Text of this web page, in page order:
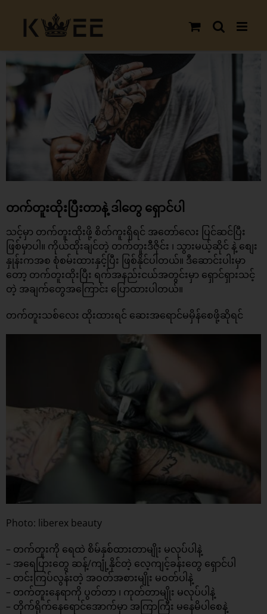
content
View
Image
တက်တူးထိုးပြီးတာနဲ့ ဒါတွေ ရှောင်ပါ
သင့်မှာ တက်တူးထိုးဖို့ စိတ်ကူးရှိရင် အတော်လေး ပြင်ဆင်ပြီး
ဖြစ်မှာပါ။ ကိုယ်ထိုးချင်တဲ့ တက်တူးဒီဇိုင်း ၊ သွားမယ့်ဆိုင် နဲ့ စျေး
နှုန်းကအစ စုံစမ်းထားနှင့်ပြီး ဖြစ်နိုင်ပါတယ်။ ဒီဆောင်းပါးမှာ
တော့ တက်တူးထိုးပြီး ရက်အနည်းငယ်အတွင်းမှာ ရှောင်ရှားသင့်
တဲ့ အချက်တွေအကြောင်း ပြောထားပါတယ်။
တက်တူးသစ်လေး ထိုးထားရင် ဆေးအရောင်မမှိန်စေဖို့ဆိုရင်
Photo: liberex beauty
– တက်တူးကို ရေထဲ စိမ်နှစ်ထားတာမျိုး မလုပ်ပါနဲ့
– အရေပြားတွေ ဆန့်/ကျုံ့နိုင်တဲ့ လေ့ကျင့်ခန်းတွေ ရှောင်ပါ
– တင်းကြပ်လွန်းတဲ့ အဝတ်အစားမျိုး မဝတ်ပါနဲ့
– တက်တူးနေရာကို ပွတ်တာ ၊ ကုတ်တာမျိုး မလုပ်ပါနဲ့
– တိုက်ရိုက်နေရောင်အောက်မှာ အကြာကြီး မနေမိပါစေနဲ့